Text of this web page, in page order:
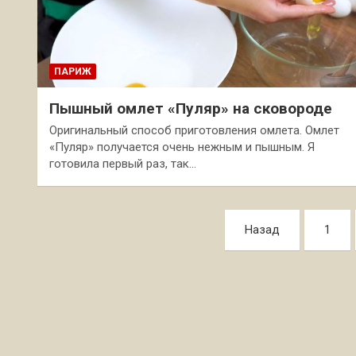
ПАРИЖ
Пышный омлет «Пуляр» на сковороде
Оригинальный способ приготовления омлета. Омлет
«Пуляр» получается очень нежным и пышным. Я
готовила первый раз, так…
Назад 1